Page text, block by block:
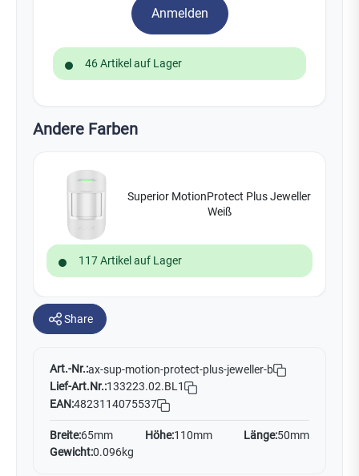
Anmelden
46 Artikel auf Lager
Andere Farben
Superior MotionProtect Plus Jeweller
Weiß
117 Artikel auf Lager
Share
Art.-Nr.:ax-sup-motion-protect-plus-jeweller-b
Lief-Art.Nr.:133223.02.BL1
EAN:4823114075537
Breite:65mm Höhe:110mm Länge:50mm
Gewicht:0.096kg